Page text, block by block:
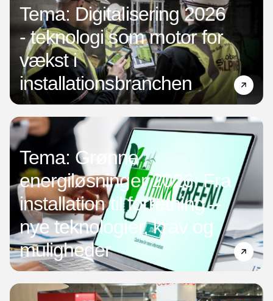
Tema: Digitalisering 2026
- teknologi som motor for
vækst i
installationsbranchen
Tema: Grønne
energiløsninger 2026: Fra
installation til forretning –
nye teknologier, krav og
muligheder